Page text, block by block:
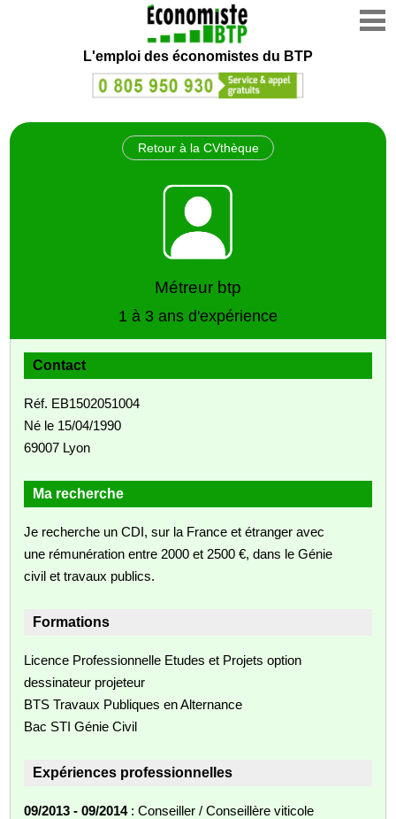
L'emploi des économistes du BTP
Retour à la CVthèque
Métreur btp
1 à 3 ans d'expérience
Contact
Réf. EB1502051004
Né le 15/04/1990
69007 Lyon
Ma recherche
Je recherche un CDI, sur la France et étranger avec
une rémunération entre 2000 et 2500 €, dans le Génie
civil et travaux publics.
Formations
Licence Professionnelle Etudes et Projets option
dessinateur projeteur
BTS Travaux Publiques en Alternance
Bac STI Génie Civil
Expériences professionnelles
09/2013 - 09/2014: Conseiller / Conseillère viticole